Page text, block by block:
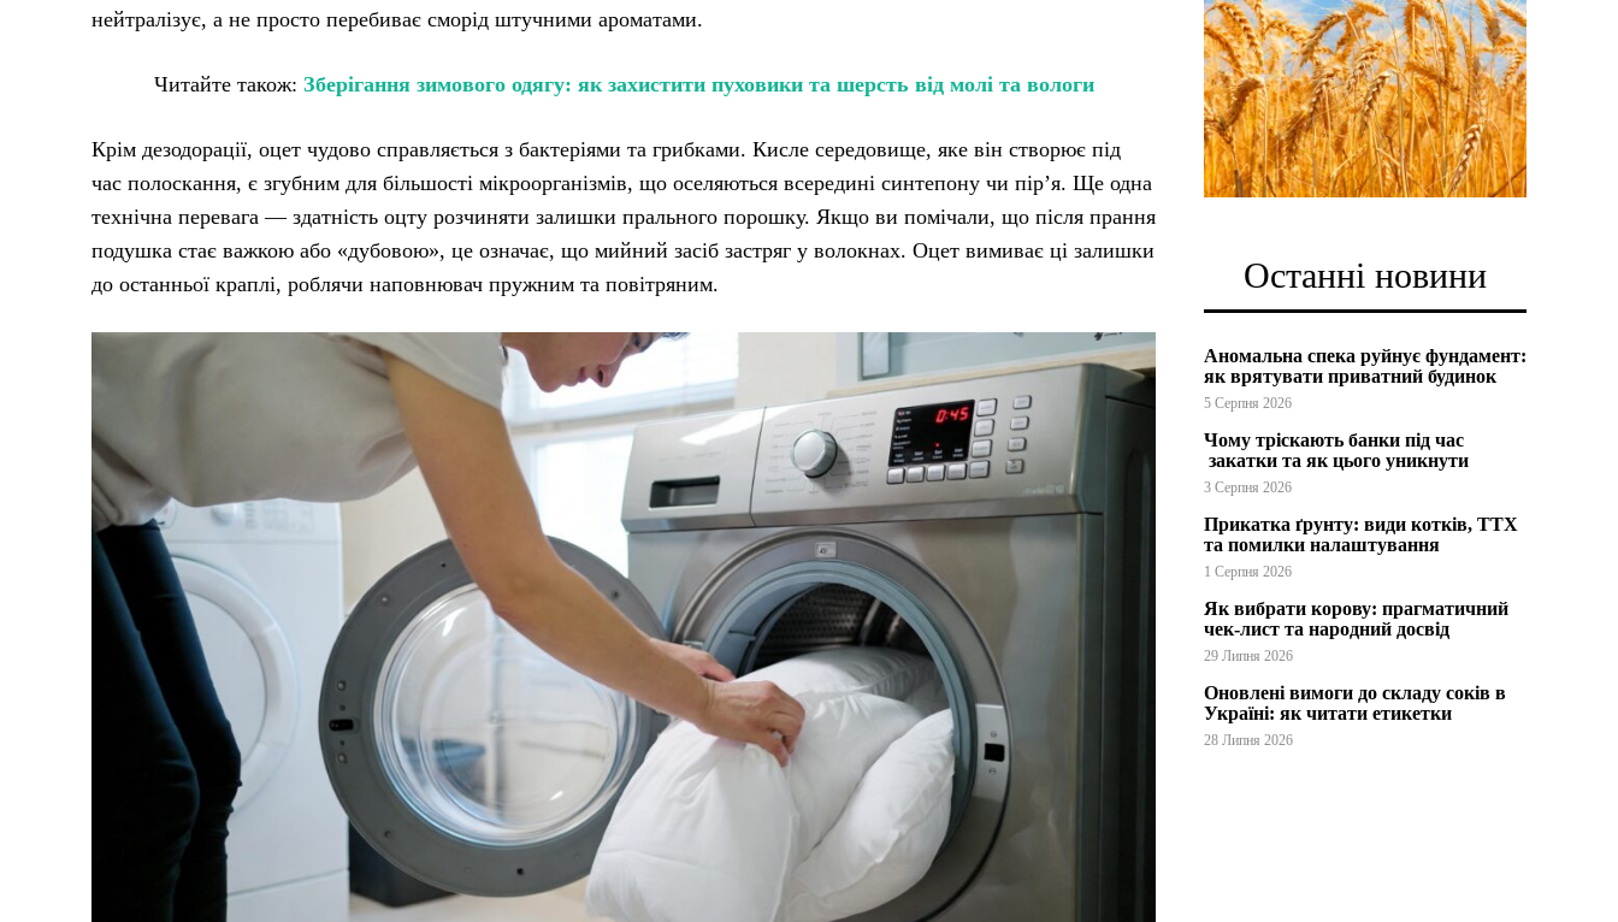
нейтралізує, а не просто перебиває сморід штучними ароматами.
Читайте також: Зберігання зимового одягу: як захистити пуховики та шерсть від молі та вологи
Крім дезодорації, оцет чудово справляється з бактеріями та грибками. Кисле середовище, яке він створює під
час полоскання, є згубним для більшості мікроорганізмів, що оселяються всередині синтепону чи пір’я. Ще одна
технічна перевага — здатність оцту розчиняти залишки прального порошку. Якщо ви помічали, що після прання
подушка стає важкою або «дубовою», це означає, що мийний засіб застряг у волокнах. Оцет вимиває ці залишки
до останньої краплі, роблячи наповнювач пружним та повітряним.
Останні новини
Аномальна спека руйнує фундамент:
як врятувати приватний будинок
5 Серпня 2026
Чому тріскають банки під час
закатки та як цього уникнути
3 Серпня 2026
Прикатка ґрунту: види котків, ТТХ
та помилки налаштування
1 Серпня 2026
Як вибрати корову: прагматичний
чек-лист та народний досвід
29 Липня 2026
Оновлені вимоги до складу соків в
Україні: як читати етикетки
28 Липня 2026